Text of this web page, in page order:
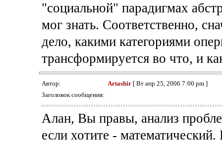
"социальной" парадигмах
мог знать. Соответственно,
дело, какими категориями
трансформируется во что, и
Автор: Artashir[ Вт апр 25, 2006 7:00 pm ]
Заголовок сообщения:
Алан, Вы правы, анализ
если хотите -